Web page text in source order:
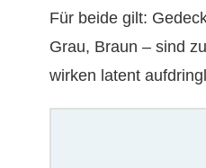
Für beide gilt:
Grau, Braun – sind
wirken latent